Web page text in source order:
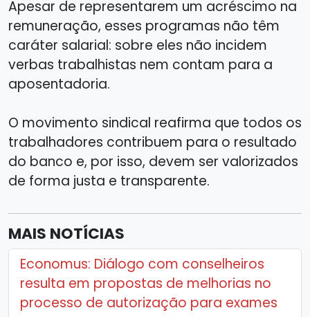
Apesar de representarem um acréscimo na
remuneração, esses programas não têm
caráter salarial: sobre eles não incidem
verbas trabalhistas nem contam para a
aposentadoria.
O movimento sindical reafirma que todos os
trabalhadores contribuem para o resultado
do banco e, por isso, devem ser valorizados
de forma justa e transparente.
MAIS NOTÍCIAS
Economus: Diálogo com conselheiros
resulta em propostas de melhorias no
processo de autorização para exames